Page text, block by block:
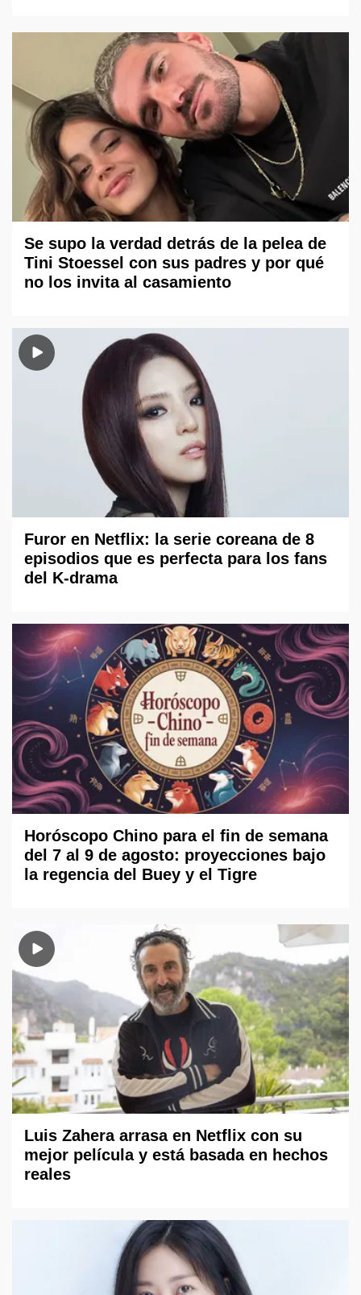
Se supo la verdad detrás de la pelea de
Tini Stoessel con sus padres y por qué
no los invita al casamiento
Furor en Netflix: la serie coreana de 8
episodios que es perfecta para los fans
del K-drama
Horóscopo Chino para el fin de semana
del 7 al 9 de agosto: proyecciones bajo
la regencia del Buey y el Tigre
Luis Zahera arrasa en Netflix con su
mejor película y está basada en hechos
reales